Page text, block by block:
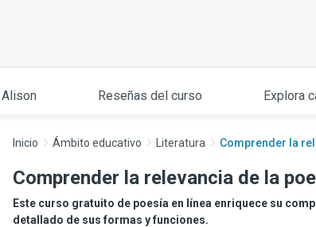
Reseñas del curso Explora
Inicio Ámbito educativo Literatura Comprender la
Comprender la relevancia de la
Este curso gratuito de poesía en línea enriquece su
detallado de sus formas y funciones.